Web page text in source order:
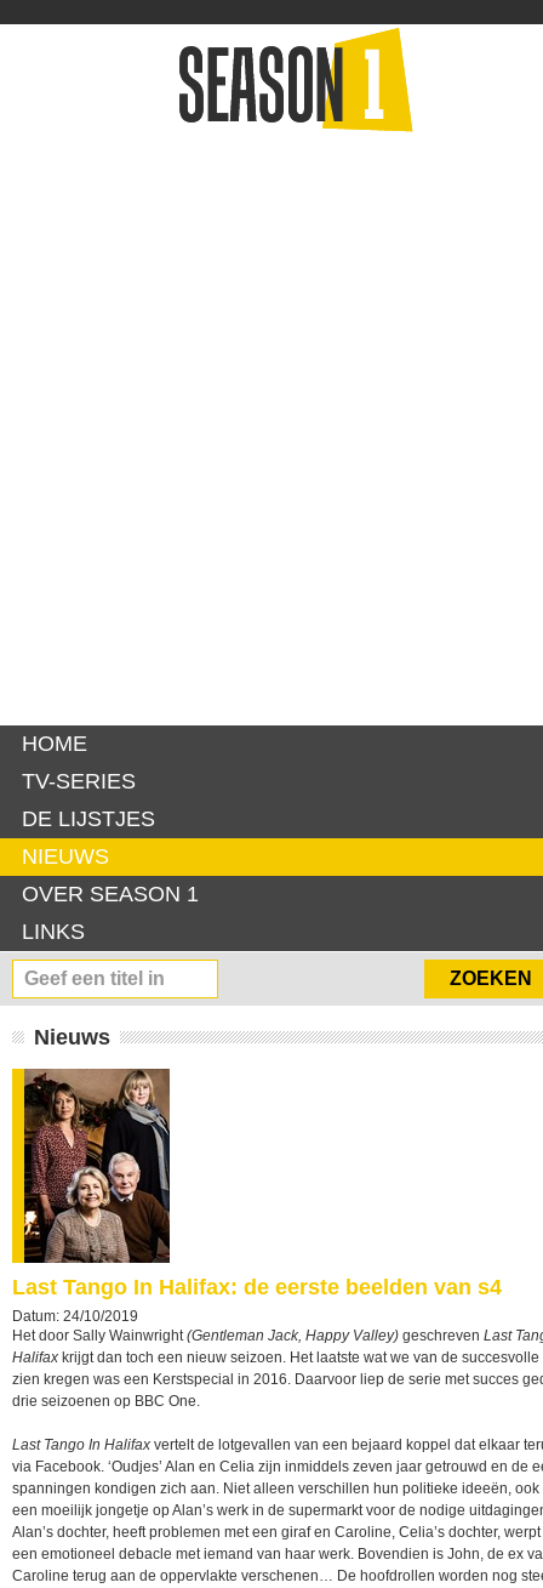
HOME
TV-SERIES
DE LIJSTJES
NIEUWS
OVER SEASON 1
LINKS
Nieuws
Last Tango In Halifax: de eerste beelden van s4
Datum: 24/10/2019
Het door Sally Wainwright(Gentleman Jack, Happy Valley) geschreven Last
Halifax krijgt dan toch een nieuw seizoen. Het laatste wat we van de succesvolle
zien kregen was een Kerstspecial in 2016. Daarvoor liep de serie met succes
drie seizoenen op BBC One.
Last Tango In Halifax vertelt de lotgevallen van een bejaard koppel dat elkaar
via Facebook. ‘Oudjes’ Alan en Celia zijn inmiddels zeven jaar getrouwd en de
spanningen kondigen zich aan. Niet alleen verschillen hun politieke ideeën, ook
een moeilijk jongetje op Alan’s werk in de supermarkt voor de nodige
Alan’s dochter, heeft problemen met een giraf en Caroline, Celia’s dochter,
een emotioneel debacle met iemand van haar werk. Bovendien is John, de ex
Caroline terug aan de oppervlakte verschenen… De hoofdrollen worden nog